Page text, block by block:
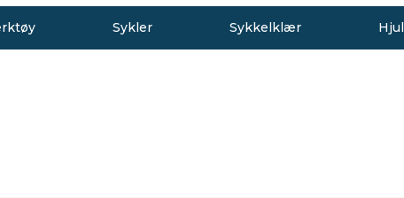
Sykler Sykkelklær Hjul